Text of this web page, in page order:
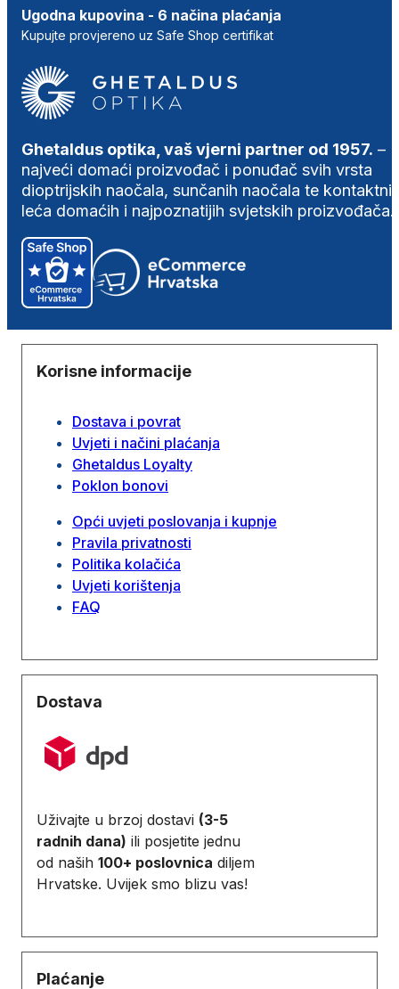
Ugodna kupovina - 6 načina plaćanja
Kupujte provjereno uz Safe Shop certifikat
Ghetaldus optika, vaš vjerni partner od 1957. –
najveći domaći proizvođač i ponuđač svih vrsta
dioptrijskih naočala, sunčanih naočala te
leća domaćih i najpoznatijih svjetskih proizvođača.
Korisne informacije
Dostava i povrat
Uvjeti i načini plaćanja
Ghetaldus Loyalty
Poklon bonovi
Opći uvjeti poslovanja i kupnje
Pravila privatnosti
Politika kolačića
Uvjeti korištenja
FAQ
Dostava
Uživajte u brzoj dostavi (3-5
radnih dana) ili posjetite jednu
od naših 100+ poslovnica diljem
Hrvatske. Uvijek smo blizu vas!
Plaćanje